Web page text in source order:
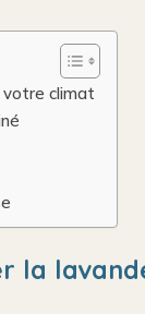
votre climat
la